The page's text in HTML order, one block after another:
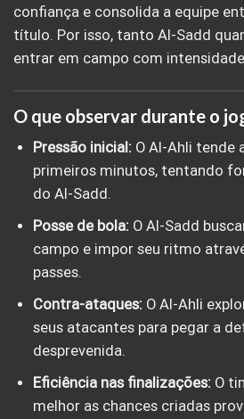
confiança e consolida a equipe
título. Por isso, tanto Al-Sadd
entrar em campo com
O que observar durante o
Pressão inicial: O Al-Ahli tende
primeiros minutos, tentando
do Al-Sadd.
Posse de bola: O Al-Sadd
campo e impor seu ritmo
passes.
Contra-ataques: O Al-Ahli
seus atacantes para pegar a
desprevenida.
Eficiência nas finalizações: O
melhor as chances criadas